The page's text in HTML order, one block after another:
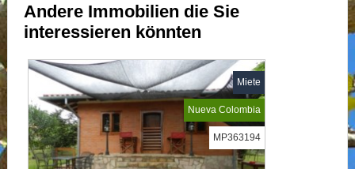
Andere Immobilien die Sie
interessieren könnten
Miete
Nueva Colombia
MP363194